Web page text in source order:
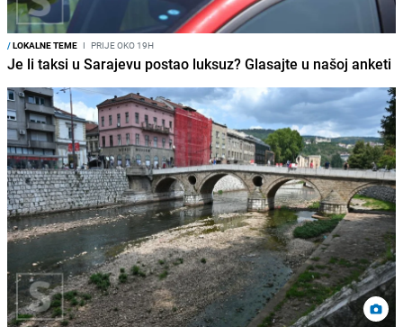
/LOKALNE TEME I PRIJE OKO 19H
Je li taksi u Sarajevu postao luksuz? Glasajte u našoj anketi